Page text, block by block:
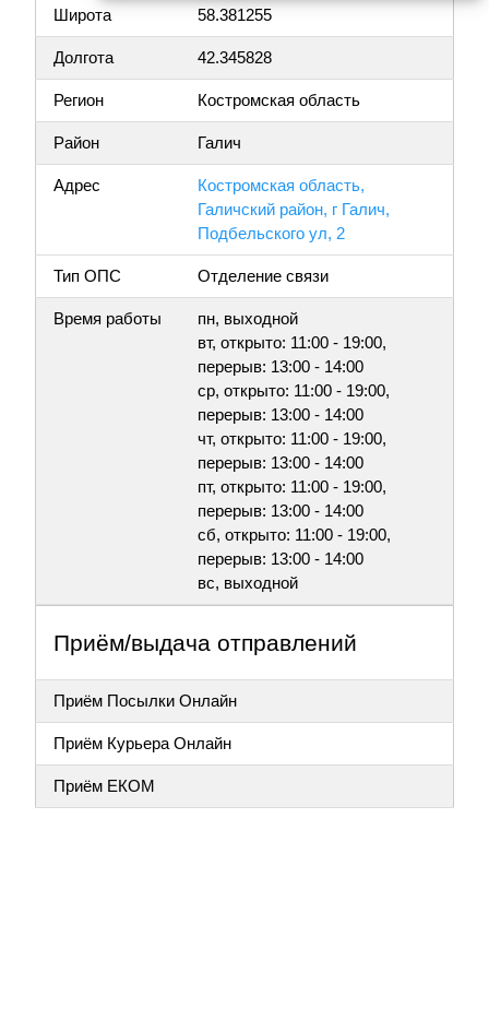
Широта 58.381255
Долгота 42.345828
Регион Костромская область
Район Галич
Адрес
Костромская область,
Галичский район, г Галич,
Подбельского ул, 2
Тип ОПС Отделение связи
Время работы
пн, выходной
вт, открыто: 11:00 - 19:00,
перерыв: 13:00 - 14:00
ср, открыто: 11:00 - 19:00,
перерыв: 13:00 - 14:00
чт, открыто: 11:00 - 19:00,
перерыв: 13:00 - 14:00
пт, открыто: 11:00 - 19:00,
перерыв: 13:00 - 14:00
сб, открыто: 11:00 - 19:00,
перерыв: 13:00 - 14:00
вс, выходной
Приём/выдача отправлений
Приём Посылки Онлайн
Приём Курьера Онлайн
Приём ЕКОМ